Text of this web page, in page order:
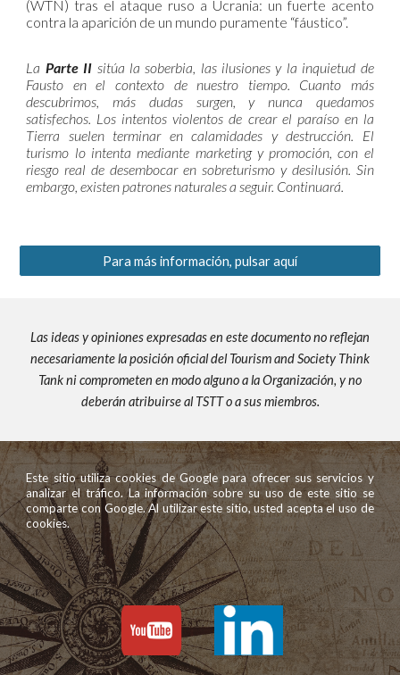
(WTN) tras el ataque ruso a Ucrania: un fuerte acento
contra la aparición de un mundo puramente “fáustico”.
La Parte II sitúa la soberbia, las ilusiones y la inquietud de
Fausto en el contexto de nuestro tiempo. Cuanto más
descubrimos, más dudas surgen, y nunca quedamos
satisfechos. Los intentos violentos de crear el paraíso en la
Tierra suelen terminar en calamidades y destrucción. El
turismo lo intenta mediante marketing y promoción, con el
riesgo real de desembocar en sobreturismo y desilusión. Sin
embargo, existen patrones naturales a seguir. Continuará.
Para más información, pulsar aquí
Las ideas y opiniones expresadas en este documento no reflejan
necesariamente la posición oficial del Tourism and Society Think
Tank ni comprometen en modo alguno a la Organización, y no
deberán atribuirse al TSTT o a sus miembros.
Este sitio utiliza cookies de Google para ofrecer sus servicios y
analizar el tráfico. La información sobre su uso de este sitio se
comparte con Google. Al utilizar este sitio, usted acepta el uso de
cookies.